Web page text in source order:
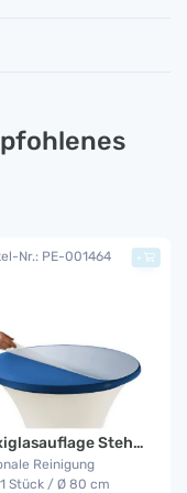
Nr.: PE-001464
Plexiglasauflage Stehtisch
Reinigung
Stück / Ø 80 cm
+